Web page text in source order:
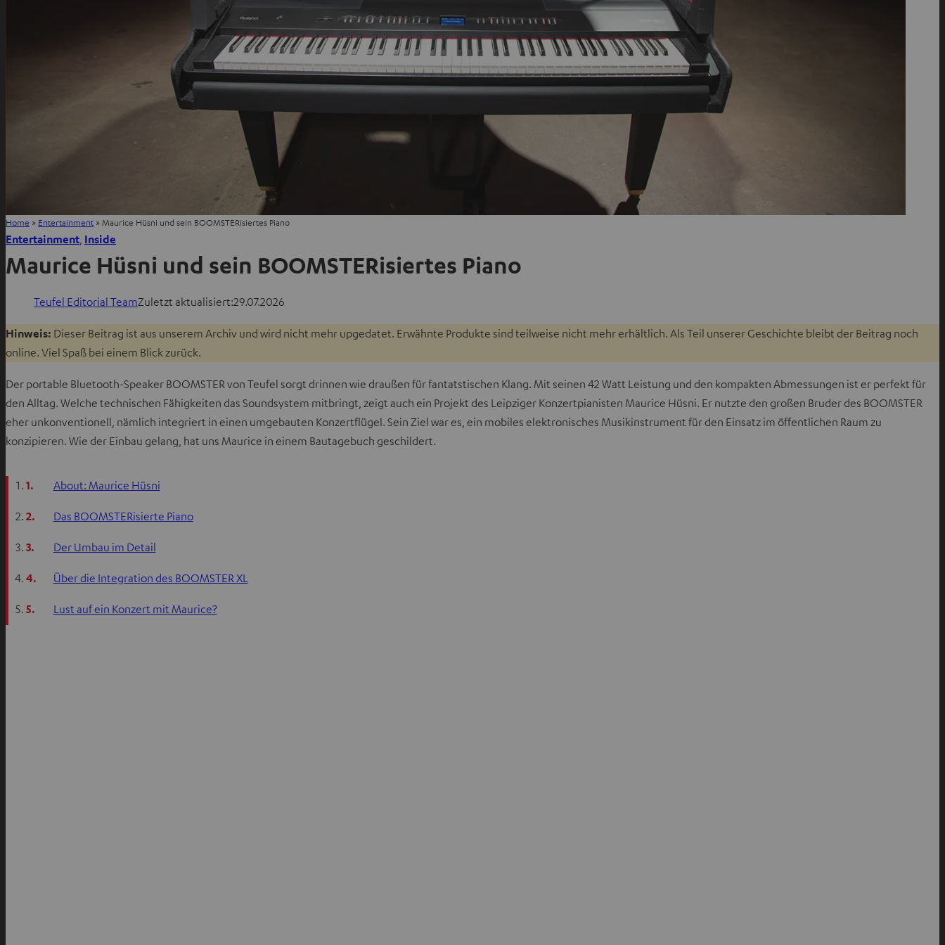
Home » Entertainment »Maurice Hüsni und sein BOOMSTERisiertes Piano
Entertainment Inside
Maurice Hüsni und sein BOOMSTERisiertes Piano
Teufel Editorial TeamZuletzt aktualisiert:29.07.2026
Hinweis: Dieser Beitrag ist aus unserem Archiv und wird nicht mehr upgedatet. Erwähnte Produkte sind teilweise nicht mehr erhältlich. Als Teil unserer Geschichte bleibt der Beitrag noch
online. Viel Spaß bei einem Blick zurück.
Der portable Bluetooth-Speaker BOOMSTER von Teufel sorgt drinnen wie draußen für fantatstischen Klang. Mit seinen 42 Watt Leistung und den kompakten Abmessungen ist er perfekt für
den Alltag. Welche technischen Fähigkeiten das Soundsystem mitbringt, zeigt auch ein Projekt des Leipziger Konzertpianisten Maurice Hüsni. Er nutzte den großen Bruder des BOOMSTER
eher unkonventionell, nämlich integriert in einen umgebauten Konzertflügel. Sein Ziel war es, ein mobiles elektronisches Musikinstrument für den Einsatz im öffentlichen Raum zu
konzipieren. Wie der Einbau gelang, hat uns Maurice in einem Bautagebuch geschildert.
1. About: Maurice Hüsni
2. Das BOOMSTERisierte Piano
3. Der Umbau im Detail
4. Über die Integration des BOOMSTER XL
5. Lust auf ein Konzert mit Maurice?